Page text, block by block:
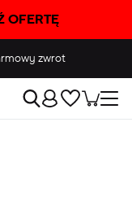
OFERTĘ
zwrot